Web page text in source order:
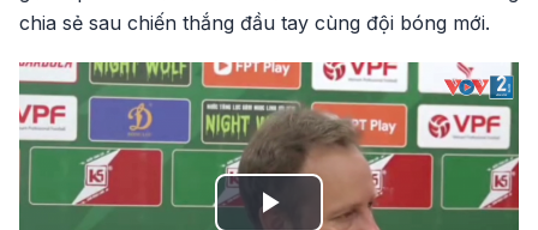
chia sẻ sau chiến thắng đầu tay cùng đội bóng mới.